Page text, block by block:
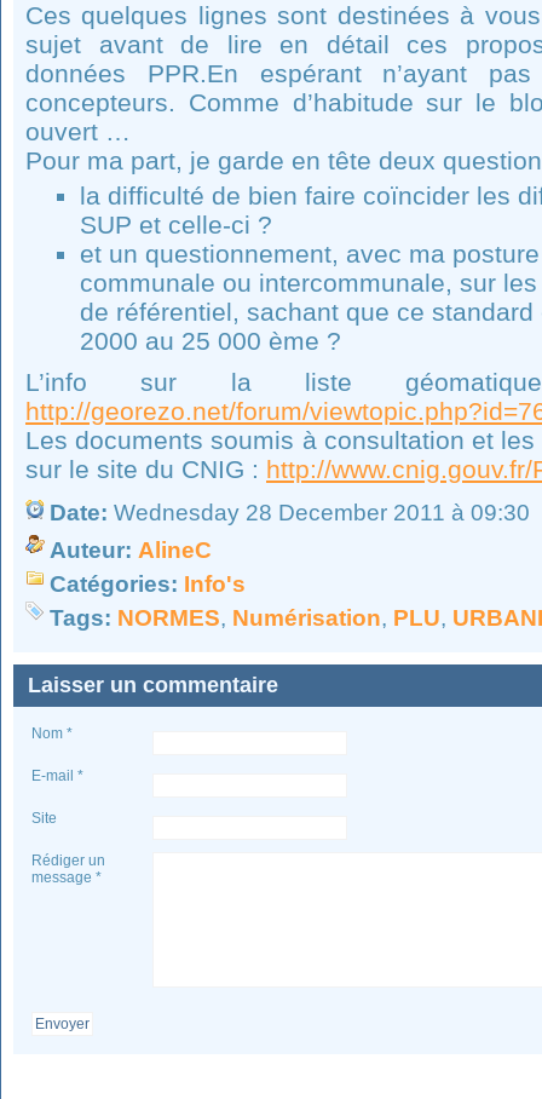
Ces quelques lignes sont destinées à
sujet avant de lire en détail ces
données PPR.En espérant n’ayant
concepteurs. Comme d’habitude sur le
ouvert …
Pour ma part, je garde en tête deux
la difficulté de bien faire coïncider les
SUP et celle-ci ?
et un questionnement, avec ma posture
communale ou intercommunale, sur
de référentiel, sachant que ce
2000 au 25 000 ème ?
L’info sur la liste
http://georezo.net/forum/
Les documents soumis à consultation et
sur le site du CNIG : http://
Date: Wednesday 28 December 2011 à 09:30
Auteur: AlineC
Catégories: Info's
Tags: NORMES, Numérisation, PLU,
Laisser un commentaire
Nom *
E-mail *
Site
Rédiger un
message *
Envoyer